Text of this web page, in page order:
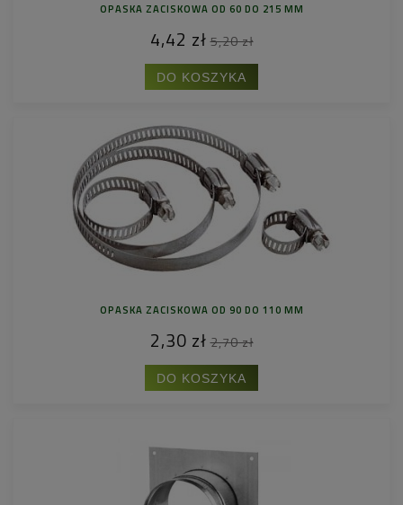
OPASKA ZACISKOWA OD 60 DO 215 MM
4,42 zł 5,20 zł
DO KOSZYKA
OPASKA ZACISKOWA OD 90 DO 110 MM
2,30 zł 2,70 zł
DO KOSZYKA